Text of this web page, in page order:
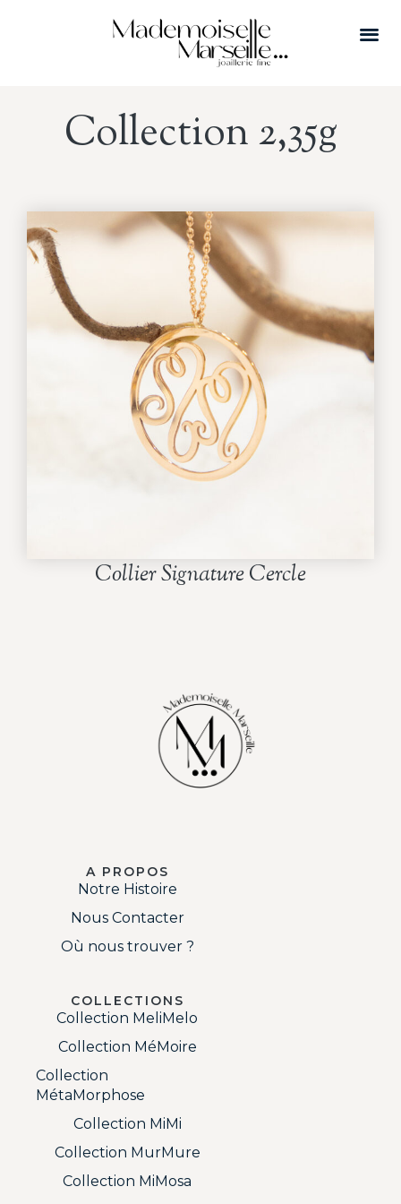
Collection 2,35g
Collier Signature Cercle
A PROPOS
Notre Histoire
Nous Contacter
Où nous trouver ?
COLLECTIONS
Collection MeliMelo
Collection MéMoire
Collection
MétaMorphose
Collection MiMi
Collection MurMure
Collection MiMosa